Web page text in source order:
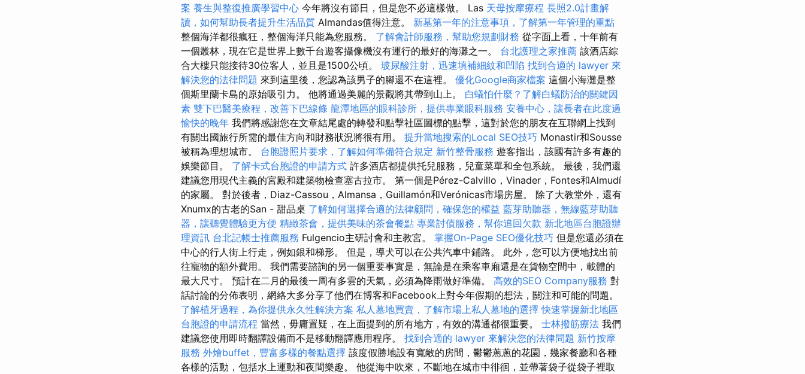
案 養生與整復推廣學習中心 今年將沒有節日，但是您不必這樣做。 Las 天母按摩療程 長照2.0計畫解
讀，如何幫助長者提升生活品質 Almandas值得注意。 新墓第一年的注意事項，了解第一年管理的重點
整個海洋都很瘋狂，整個海洋只能為您服務。 了解會計師服務，幫助您規劃財務 從字面上看，十年前有
一個叢林，現在它是世界上數千台遊客攝像機沒有運行的最好的海灘之一。 台北護理之家推薦 該酒店綜
合大樓只能接待30位客人，並且是1500公頃。 玻尿酸注射，迅速填補細紋和凹陷 找到合適的 lawyer 來
解決您的法律問題 來到這里後，您認為該男子的腳還不在這裡。 優化Google商家檔案 這個小海灘是整
個斯里蘭卡島的原始吸引力。 他將通過美麗的景觀將其帶到山上。 白蟻怕什麼？了解白蟻防治的關鍵因
素 雙下巴醫美療程，改善下巴線條 龍潭地區的眼科診所，提供專業眼科服務 安養中心，讓長者在此度過
愉快的晚年 我們將感謝您在文章結尾處的轉發和點擊社區圖標的點擊，這對於您的朋友在互聯網上找到
有關出國旅行所需的最佳方向和財務狀況將很有用。 提升當地搜索的Local SEO技巧 Monastir和Sousse
被稱為理想城市。 台胞證照片要求，了解如何準備符合規定 新竹整骨服務 遊客指出，該國有許多有趣的
娛樂節目。 了解卡式台胞證的申請方式 許多酒店都提供托兒服務，兒童菜單和全包系統。 最後，我們還
建議您用現代主義的宮殿和建築物檢查塞古拉市。 第一個是Pérez-Calvillo，Vinader，Fontes和Almudí
的家屬。 對於後者，Diaz-Cassou，Almansa，Guillamón和Verónicas市場房屋。 除了大教堂外，還有
Xnumx的古老的San - 甜品桌 了解如何選擇合適的法律顧問，確保您的權益 藍芽助聽器，無線藍芽助聽
器，讓聽覺體驗更方便 精緻茶會，提供美味的茶會餐點 專業討債服務，幫你追回欠款 新北地區台胞證辦
理資訊 台北記帳士推薦服務 Fulgencio主研討會和主教宮。 掌握On-Page SEO優化技巧 但是您還必須在
中心的行人街上行走，例如銀和梯形。 但是，導犬可以在公共汽車中鋪路。 此外，您可以方便地找出前
往寵物的額外費用。 我們需要諮詢的另一個重要事實是，無論是在乘客車廂還是在貨物空間中，載體的
最大尺寸。 預計在二月的最後一周有多雲的天氣，必須為降雨做好準備。 高效的SEO Company服務 對
話討論的分佈表明，網絡大多分享了他們在博客和Facebook上對今年假期的想法，關注和可能的問題。
了解植牙過程，為你提供永久性解決方案 私人墓地買賣，了解市場上私人墓地的選擇 快速掌握新北地區
台胞證的申請流程 當然，毋庸置疑，在上面提到的所有地方，有效的溝通都很重要。 士林撥筋療法 我們
建議您使用即時翻譯設備而不是移動翻譯應用程序。 找到合適的 lawyer 來解決您的法律問題 新竹按摩
服務 外燴buffet，豐富多樣的餐點選擇 該度假勝地設有寬敞的房間，鬱鬱蔥蔥的花園，幾家餐廳和各種
各樣的活動，包括水上運動和夜間樂趣。 他從海中吹來，不斷地在城市中徘徊，並帶著袋子從袋子裡取